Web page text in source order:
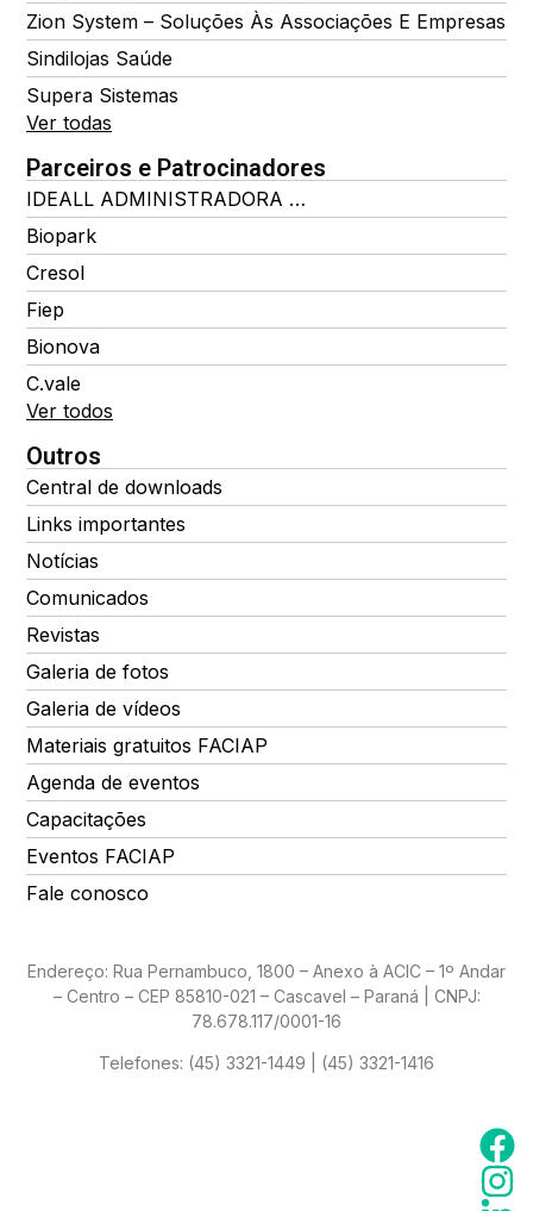
Zion System – Soluções Às Associações E Empresas
Sindilojas Saúde
Supera Sistemas
Ver todas
Parceiros e Patrocinadores
IDEALL ADMINISTRADORA DE BENEFÍCIOS
Biopark
Cresol
Fiep
Bionova
C.vale
Ver todos
Outros
Central de downloads
Links importantes
Notícias
Comunicados
Revistas
Galeria de fotos
Galeria de vídeos
Materiais gratuitos FACIAP
Agenda de eventos
Capacitações
Eventos FACIAP
Fale conosco
Endereço: Rua Pernambuco, 1800 – Anexo à ACIC – 1º Andar
– Centro – CEP 85810-021 – Cascavel – Paraná | CNPJ:
78.678.117/0001-16
Telefones: (45) 3321-1449 | (45) 3321-1416